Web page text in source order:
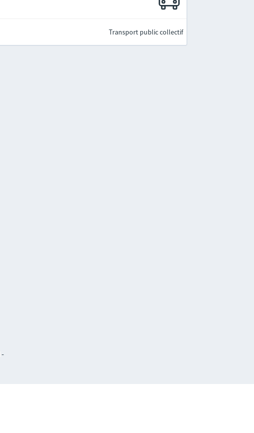
Transport public collectif
-